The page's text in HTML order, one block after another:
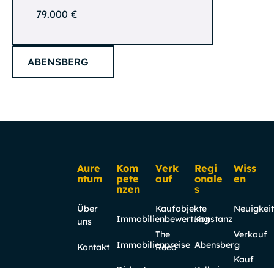
ABENSBERG
79.000 €
Aure
ntum
Über
uns
Kontakt
Kom
pete
nzen
Immobilienbewertung
Immobilienpreise
Verk
auf
Kaufobjekte
The
Reed
Regi
onale
s
Konstanz
Abensberg
Wiss
en
Verkauf
Kauf